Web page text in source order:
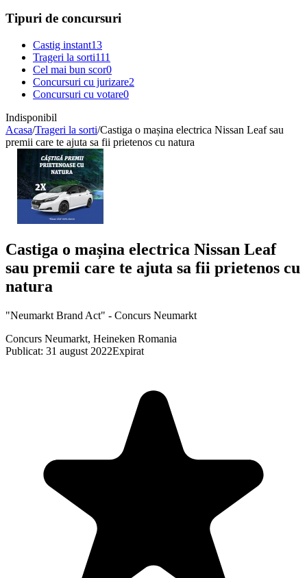
Tipuri de concursuri
Castig instant13
Trageri la sorti111
Cel mai bun scor0
Concursuri cu jurizare2
Concursuri cu votare0
Indisponibil
Acasa/Trageri la sorti/Castiga o mașina electrica Nissan Leaf sau
premii care te ajuta sa fii prietenos cu natura
Castiga o mașina electrica Nissan Leaf
sau premii care te ajuta sa fii prietenos cu
natura
"Neumarkt Brand Act" - Concurs Neumarkt
Concurs Neumarkt, Heineken Romania
Publicat: 31 august 2022Expirat